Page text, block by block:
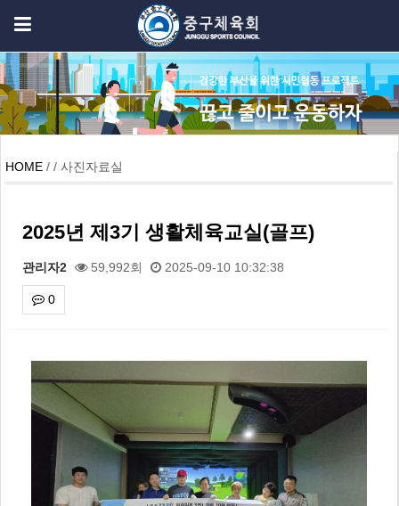
HOME / / 사진자료실
2025년 제3기 생활체육교실(골프)
관리자2 59,992회 2025-09-10 10:32:38
0